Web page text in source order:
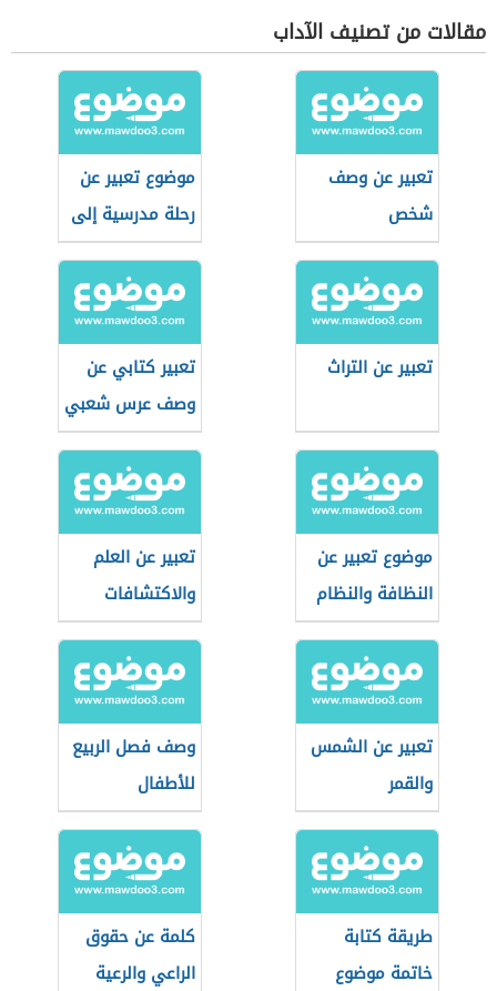
مقالات من تصنيف الآداب
تعبير عن وصف
شخص
موضوع تعبير عن
رحلة مدرسية إلى
حديقة الحيوان
تعبير عن التراث
تعبير كتابي عن
وصف عرس شعبي
موضوع تعبير عن
النظافة والنظام
تعبير عن العلم
والاكتشافات
العلمية
تعبير عن الشمس
والقمر
وصف فصل الربيع
للأطفال
طريقة كتابة
خاتمة موضوع
كلمة عن حقوق
الراعي والرعية